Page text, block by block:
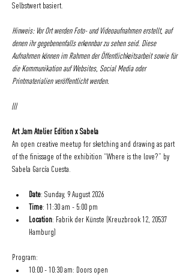
Selbstwert basiert.
Hinweis: Vor Ort werden Foto- und Videoaufnahmen erstellt, auf
denen ihr gegebenenfalls erkennbar zu sehen seid. Diese
Aufnahmen können im Rahmen der Öffentlichkeitsarbeit sowie für
die Kommunikation auf Websites, Social Media oder
Printmaterialien veröffentlicht werden.
///
Art Jam Atelier Edition x Sabela
An open creative meetup for sketching and drawing as part
of the finissage of the exhibition “Where is the love?” by
Sabela García Cuesta.
Date: Sunday, 9 August 2026
Time: 11:30 am - 5:00 pm
Location: Fabrik der Künste (Kreuzbrook 12, 20537
Hamburg)
Program:
10:00 - 10:30 am: Doors open